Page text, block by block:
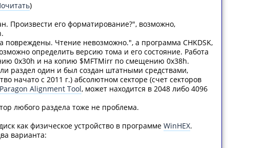
)
Произвести его форматирование?", возможно,
пoвpeждeны. Чтeниe нeвoзмoжнo.", а программа CHKDSK,
определить версию тома и его состояние. Работа
0x30h и на копию $MFTMirr по смещению 0x38h.
раздел один и был создан штатными средствами,
начато с 2011 г.) абсолютном секторе (счет секторов
Paragon Alignment Tool, может находится в 2048 либо 4096
любого раздела тоже не проблема.
как физическое устройство в программе WinHEX.
варианта: